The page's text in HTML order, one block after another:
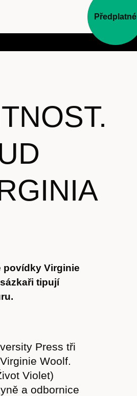
Předplatné
povídky Virginie
tipují
Press tři
Woolf.
Violet)
a odbornice